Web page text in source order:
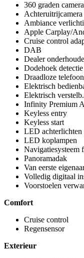
360 graden camera
Achteruitrijcamera
Ambiance
Apple Carplay/
Cruise control
DAB
Dealer
Dodehoek detectie
Draadloze
Elektrisch
Elektrisch
Infinity Premium
Keyless entry
Keyless start
LED achterlichten
LED koplampen
Navigatiesysteem
Panoramadak
Van eerste
Volledig digitaal
Voorstoelen
Comfort
Cruise control
Regensensor
Exterieur